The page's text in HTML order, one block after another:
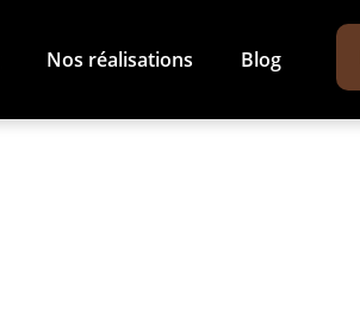
Nos réalisations Blog